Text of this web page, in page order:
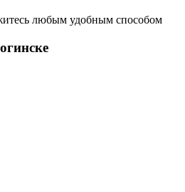
любым удобным способом